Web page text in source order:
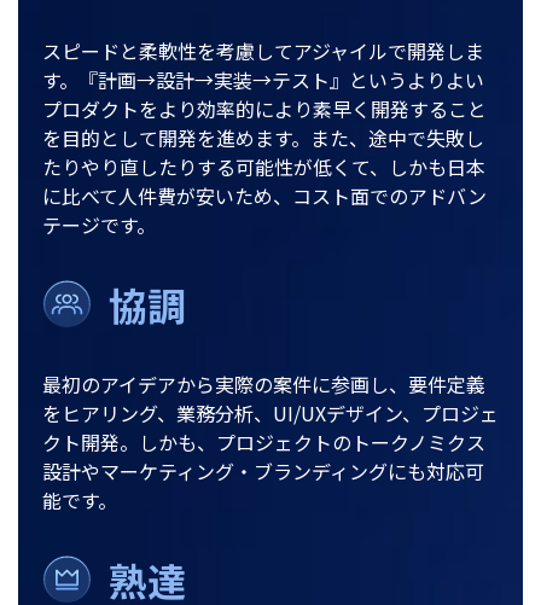
スピードと柔軟性を考慮してアジャイルで開発しま
す。『計画→設計→実装→テスト』というよりよい
プロダクトをより効率的により素早く開発すること
を目的として開発を進めます。また、 途中で失敗し
たりやり直したりする可能性が低くて、しかも日本
に比べて人件費が安いため、コスト面でのアドバン
テージです。
協調
最初のアイデアから実際の案件に参画し、要件定義
をヒアリング、業務分析、UI/UXデザイン、プロジェ
クト開発。しかも、プロジェクトのトークノミクス
設計やマーケティング・ブランディングにも対応可
能です。
熟達